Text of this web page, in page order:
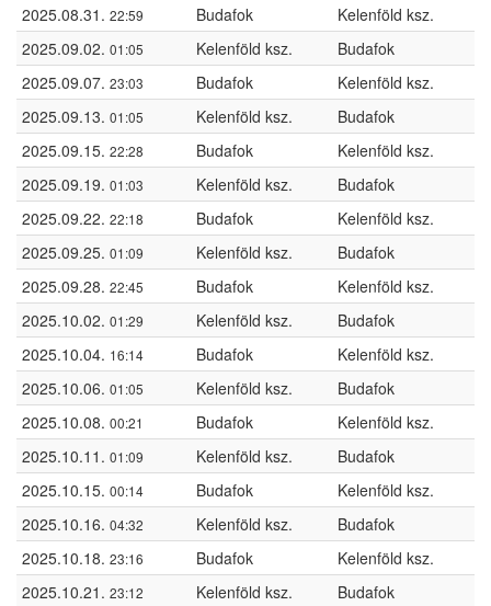
2025.08.31. 22:59 Budafok
Kelenföld ksz.
2025.09.02. 01:05 Kelenföld ksz.
Budafok
2025.09.07. 23:03 Budafok
Kelenföld ksz.
2025.09.13. 01:05 Kelenföld ksz.
Budafok
2025.09.15. 22:28 Budafok
Kelenföld ksz.
2025.09.19. 01:03 Kelenföld ksz.
Budafok
2025.09.22. 22:18 Budafok
Kelenföld ksz.
2025.09.25. 01:09 Kelenföld ksz.
Budafok
2025.09.28. 22:45 Budafok
Kelenföld ksz.
2025.10.02. 01:29 Kelenföld ksz.
Budafok
2025.10.04. 16:14 Budafok
Kelenföld ksz.
2025.10.06. 01:05 Kelenföld ksz.
Budafok
2025.10.08. 00:21 Budafok
Kelenföld ksz.
2025.10.11. 01:09 Kelenföld ksz.
Budafok
2025.10.15. 00:14 Budafok
Kelenföld ksz.
2025.10.16. 04:32 Kelenföld ksz.
Budafok
2025.10.18. 23:16 Budafok
Kelenföld ksz.
2025.10.21. 23:12 Kelenföld ksz.
Budafok